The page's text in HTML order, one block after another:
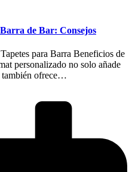
de Bar: Consejos
para Barra Beneficios de
personalizado no solo añade
también ofrece…